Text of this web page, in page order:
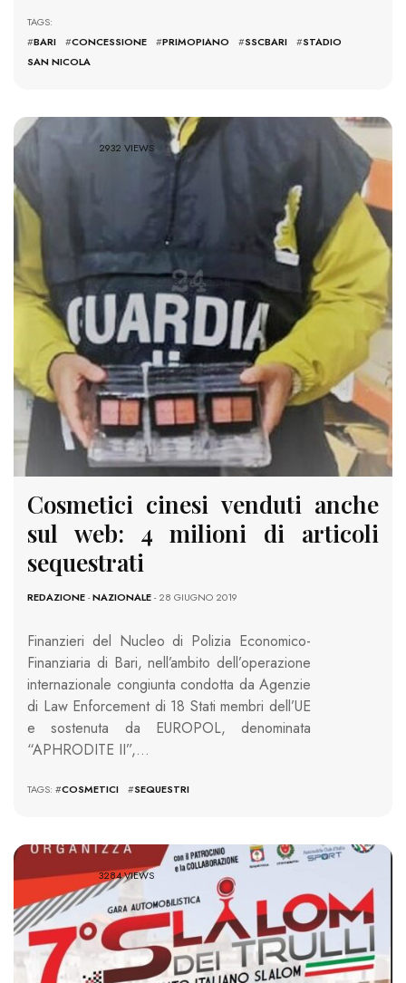
TAGS:
#BARI #CONCESSIONE #PRIMOPIANO #SSCBARI #STADIO
SAN NICOLA
2932 VIEWS
Cosmetici cinesi venduti anche
sul web: 4 milioni di articoli
sequestrati
REDAZIONE-NAZIONALE- 28 GIUGNO 2019
Finanzieri del Nucleo di Polizia Economico-
Finanziaria di Bari, nell’ambito dell’operazione
internazionale congiunta condotta da Agenzie
di Law Enforcement di 18 Stati membri dell’UE
e sostenuta da EUROPOL, denominata
“APHRODITE II”,…
TAGS: #COSMETICI #SEQUESTRI
3284 VIEWS